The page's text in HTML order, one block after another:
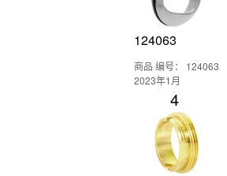
124063
商品 编号： 124063
2023年1月
4